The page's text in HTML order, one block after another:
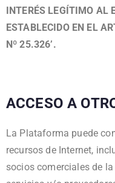
INTERÉS LEGÍTIMO AL
ESTABLECIDO EN EL
Nº 25.326’.
ACCESO A
La Plataforma puede
recursos de Internet,
socios comerciales de